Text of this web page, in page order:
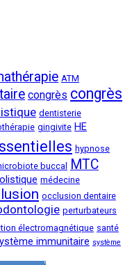
ATM
congrès congrès
dentisterie
gingivite HE
hypnose
buccal MTC
médecine
occlusion dentaire
perturbateurs
électromagnétique santé
immunitaire système